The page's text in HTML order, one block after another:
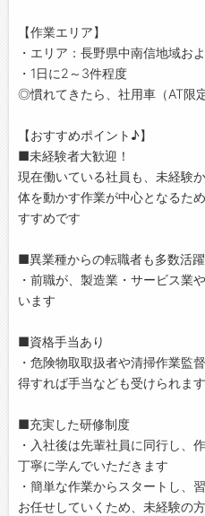
【作業エリア】
・エリア：長野県中南信地域お
・1日に2～3件程度
◎慣れてきたら、社用車（AT限
【おすすめポイント♪】
■未経験者大歓迎！
現在働いている社員も、未経験
体を動かす作業が中心となるた
すすめです
■異業種からの転職者も多数活
・前職が、製造業・サービス業
います
■資格手当あり
・危険物取取扱者や清掃作業監
得すれば手当なども受けられます
■充実した研修制度
・入社後は先輩社員に同行し、
丁寧に学んでいただきます
・簡単な作業からスタートし、
お任せしていくため、未経験の